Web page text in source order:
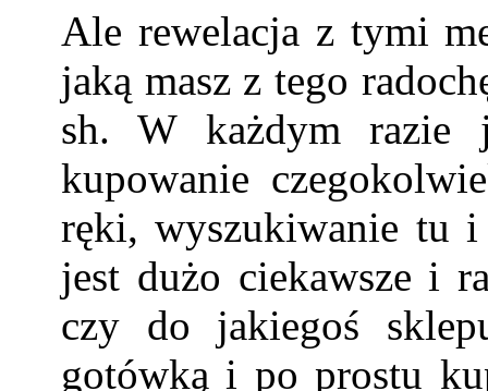
Ale rewelacja z tymi
jaką masz z tego
sh. W każdym razie
kupowanie
ręki, wyszukiwanie tu i
jest dużo ciekawsze i
czy do jakiegoś
gotówką i po prostu